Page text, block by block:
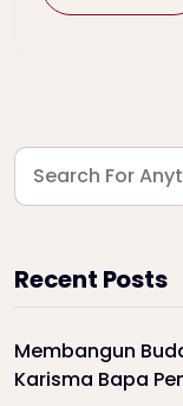
Recent Posts
Membangun
Karisma Bapa